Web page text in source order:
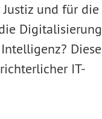
und für die
Digitalisierung
Diese
IT-